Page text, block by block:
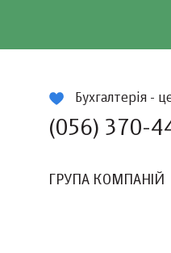
Бухгалтерія -
(056) 370-
ГРУПА КОМПАНІЙ